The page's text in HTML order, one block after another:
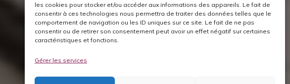
les cookies pour stocker et/ou accéder aux informations des appareils. Le fait de
consentir à ces technologies nous permettra de traiter des données telles que le
comportement de navigation ou les ID uniques sur ce site. Le fait de ne pas
consentir ou de retirer son consentement peut avoir un effet négatif sur certaines
caractéristiques et fonctions.
Gérer les services